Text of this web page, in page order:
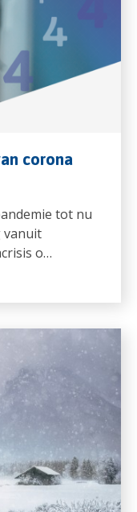
corona
tot nu
vanuit
o…